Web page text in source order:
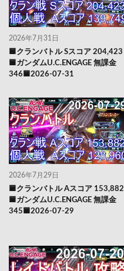
2026年7月31日
🟦クランバトル Sスコア 204,423
🟦ガンダムU.C.ENGAGE 無課金
346🟦2026-07-31
2026年7月29日
🟦クランバトル Aスコア 153,882
🟦ガンダムU.C.ENGAGE 無課金
345🟦2026-07-29